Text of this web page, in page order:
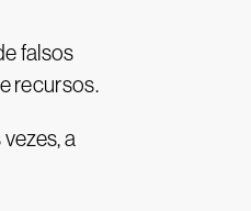
falsos
recursos.
a